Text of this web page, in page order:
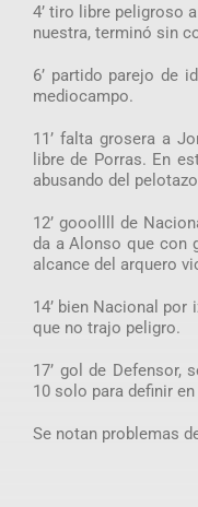
4’ tiro libre peligroso
nuestra, terminó sin
6’ partido parejo de
mediocampo.
11’ falta grosera a
libre de Porras. En
abusando del
12’ gooollll de
da a Alonso que con
alcance del arquero
14’ bien Nacional por
que no trajo peligro.
17’ gol de Defensor,
10 solo para definir
Se notan problemas